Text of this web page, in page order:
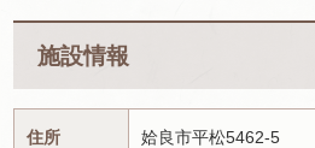
施設情報
住所 姶良市平松5462-5